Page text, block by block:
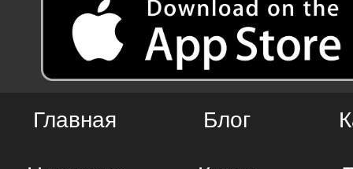
Главная Блог